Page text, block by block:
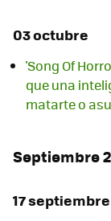
03 octubre
'Song Of
que una
matarte o
Septiembre
17 septiembre